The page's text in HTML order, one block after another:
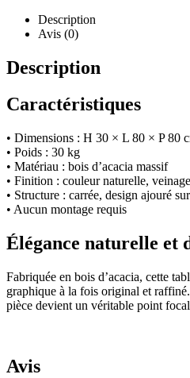
Description
Avis (0)
Description
Caractéristiques
• Dimensions : H 30 × L 80 × P 80
• Poids : 30 kg
• Matériau : bois d’acacia massif
• Finition : couleur naturelle,
• Structure : carrée, design ajouré
• Aucun montage requis
Élégance naturelle et
Fabriquée en bois d’acacia, cette
graphique à la fois original et
pièce devient un véritable point
Avis